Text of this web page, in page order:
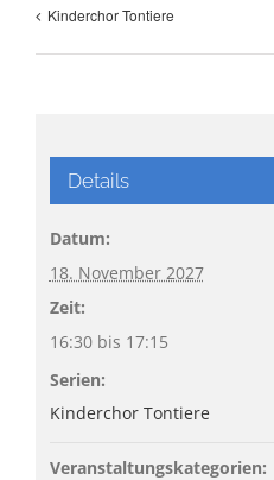
Kinderchor Tontiere
Details
Datum:
18. November 2027
Zeit:
16:30 bis 17:15
Serien:
Kinderchor Tontiere
Veranstaltungskategorien: